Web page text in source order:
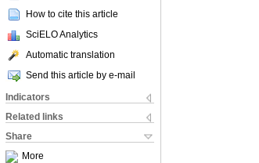
How to cite this article
SciELO Analytics
Automatic translation
Send this article by e-mail
Indicators
Related links
Share
More